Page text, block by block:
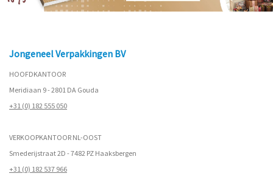
Jongeneel Verpakkingen BV
HOOFDKANTOOR
Meridiaan 9 - 2801 DA Gouda
+31 (0) 182 555 050
VERKOOPKANTOOR NL-OOST
Smederijstraat 2D - 7482 PZ Haaksbergen
+31 (0) 182 537 966